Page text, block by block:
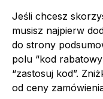
Jeśli chcesz
musisz najpierw
do strony
polu “kod
“zastosuj kod”.
od ceny